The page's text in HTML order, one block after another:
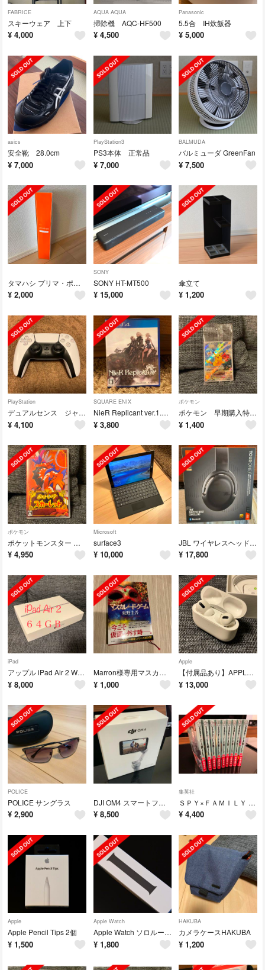
FABRICE
スキーウェア 上下
¥ 4,000
AQUA AQUA
掃除機 AQC-HF500
¥ 4,500
Panasonic
5.5合 IH炊飯器
¥ 5,000
asics
安全靴 28.0cm
¥ 7,000
PlayStation3
PS3本体 正常品
¥ 7,000
BALMUDA
バルミューダ GreenFan
¥ 7,500
タマハシ プリマ・ポポ ハンディブレンダー PP-114
¥ 2,000
SONY
SONY HT-MT500
¥ 15,000
傘立て
¥ 1,200
PlayStation
デュアルセンス ジャンク品
¥ 4,100
SQUARE ENIX
NieR Replicant ver.1.22474487139... PS4
¥ 3,800
ポケモン
ポケモン 早期購入特典 ピカチュウ
¥ 1,400
ポケモン
ポケットモンスター スカーレット Switch
¥ 4,950
Microsoft
surface3
¥ 10,000
JBL ワイヤレスヘッドホン TOUR ONE
¥ 17,800
iPad
アップル iPad Air 2 WiFi 64GB スペースグレイ
¥ 8,000
Marron様専用マスカレード・ゲーム
¥ 1,000
Apple
【付属品あり】APPLE AirPods Pro
¥ 13,000
POLICE
POLICE サングラス
¥ 2,900
DJI OM4 スマートフォンジンバル
¥ 8,500
集英社
ＳＰＹ×ＦＡＭＩＬＹ 1〜9巻
¥ 4,400
Apple
Apple Pencil Tips 2個
¥ 1,500
Apple Watch
Apple Watch ソロループ 8 ブラック
¥ 1,800
HAKUBA
カメラケースHAKUBA
¥ 1,200